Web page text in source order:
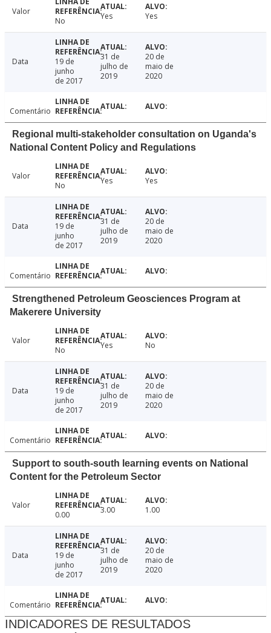
Valor
No
Yes Yes
Data
19 de
junho
de 2017
31 de
julho de
2019
20 de
maio de
2020
Comentário
Regional multi-stakeholder consultation on Uganda's
National Content Policy and Regulations
Valor
No
Yes Yes
Data
19 de
junho
de 2017
31 de
julho de
2019
20 de
maio de
2020
Comentário
Strengthened Petroleum Geosciences Program at
Makerere University
Valor
No
Yes No
Data
19 de
junho
de 2017
31 de
julho de
2019
20 de
maio de
2020
Comentário
Support to south-south learning events on National
Content for the Petroleum Sector
Valor
0.00
3.00 1.00
Data
19 de
junho
de 2017
31 de
julho de
2019
20 de
maio de
2020
Comentário
INDICADORES DE RESULTADOS